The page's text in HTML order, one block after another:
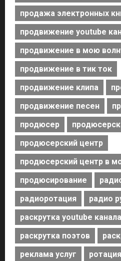
продажа электронных
продвижение youtube
продвижение в мою
продвижение в тик ток
продвижение клипа
продвижение песен
продюсер
продюсерский центр
продюсерский центр в
продюсирование
радиоротация
радио
раскрутка youtube канала
раскрутка поэтов
реклама услуг